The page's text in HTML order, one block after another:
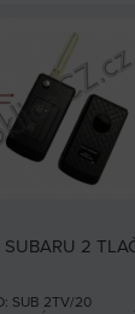
2
SUB 2TV/20